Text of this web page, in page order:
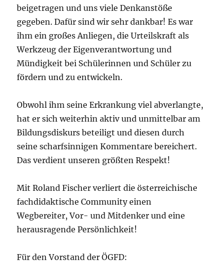
beigetragen und uns viele Denkanstöße
gegeben. Dafür sind wir sehr dankbar! Es war
ihm ein großes Anliegen, die Urteilskraft als
Werkzeug der Eigenverantwortung und
Mündigkeit bei Schülerinnen und Schüler zu
fördern und zu entwickeln.
Obwohl ihm seine Erkrankung viel abverlangte,
hat er sich weiterhin aktiv und unmittelbar am
Bildungsdiskurs beteiligt und diesen durch
seine scharfsinnigen Kommentare bereichert.
Das verdient unseren größten Respekt!
Mit Roland Fischer verliert die österreichische
fachdidaktische Community einen
Wegbereiter, Vor- und Mitdenker und eine
herausragende Persönlichkeit!
Für den Vorstand der ÖGFD: